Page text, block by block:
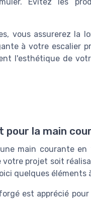
vous assurerez
à votre escalier
l'esthétique de
pour la main
main courante
projet soit
quelques éléments
est apprécié